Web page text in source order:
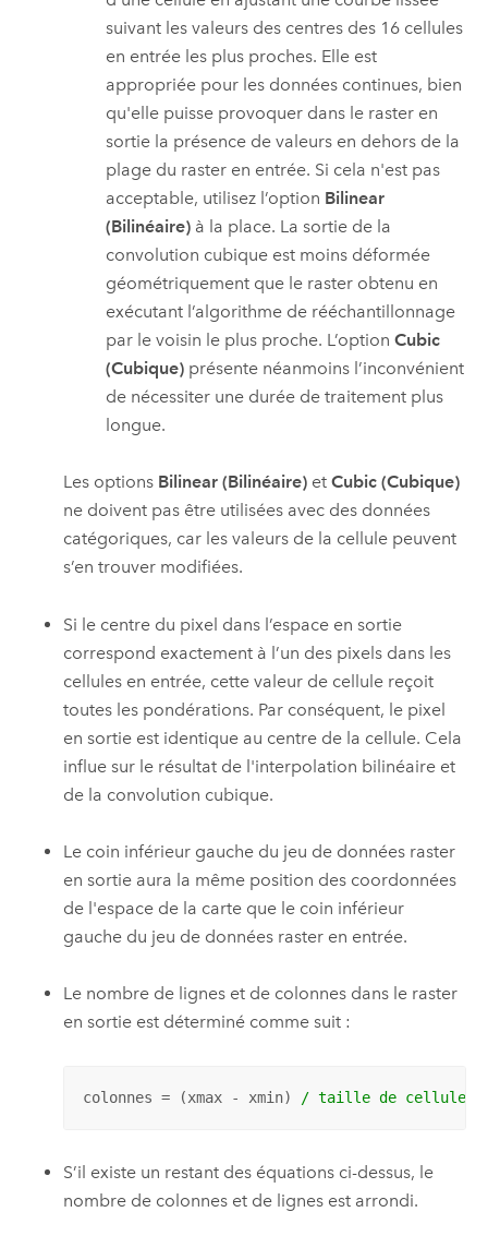
suivant les valeurs des centres des 16 cellules
en entrée les plus proches. Elle est
appropriée pour les données continues, bien
qu'elle puisse provoquer dans le raster en
sortie la présence de valeurs en dehors de la
plage du raster en entrée. Si cela n'est pas
acceptable, utilisez l’option Bilinear
(Bilinéaire) à la place. La sortie de la
convolution cubique est moins déformée
géométriquement que le raster obtenu en
exécutant l’algorithme de rééchantillonnage
par le voisin le plus proche. L’optionCubic
(Cubique) présente néanmoins l’inconvénient
de nécessiter une durée de traitement plus
longue.
Les options Bilinear (Bilinéaire) etCubic (Cubique)
ne doivent pas être utilisées avec des données
catégoriques, car les valeurs de la cellule peuvent
s’en trouver modifiées.
Si le centre du pixel dans l’espace en sortie
correspond exactement à l’un des pixels dans les
cellules en entrée, cette valeur de cellule reçoit
toutes les pondérations. Par conséquent, le pixel
en sortie est identique au centre de la cellule. Cela
influe sur le résultat de l'interpolation bilinéaire et
de la convolution cubique.
Le coin inférieur gauche du jeu de données raster
en sortie aura la même position des coordonnées
de l'espace de la carte que le coin inférieur
gauche du jeu de données raster en entrée.
Le nombre de lignes et de colonnes dans le raster
en sortie est déterminé comme suit :
colonnes = (xmax - xmin) / taille de cellule
S’il existe un restant des équations ci-dessus, le
nombre de colonnes et de lignes est arrondi.